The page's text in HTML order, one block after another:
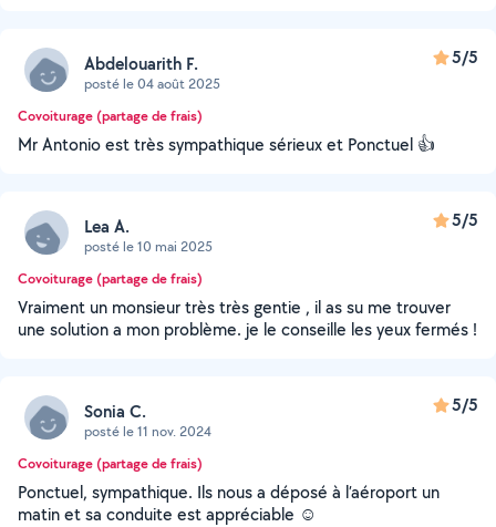
Abdelouarith F.
posté le 04 août 2025
5/5
Covoiturage (partage de frais)
Mr Antonio est très sympathique sérieux et Ponctuel 👍
Lea A.
posté le 10 mai 2025
5/5
Covoiturage (partage de frais)
Vraiment un monsieur très très gentie , il as su me trouver
une solution a mon problème. je le conseille les yeux fermés !
Sonia C.
posté le 11 nov. 2024
5/5
Covoiturage (partage de frais)
Ponctuel, sympathique. Ils nous a déposé à l’aéroport un
matin et sa conduite est appréciable ☺️